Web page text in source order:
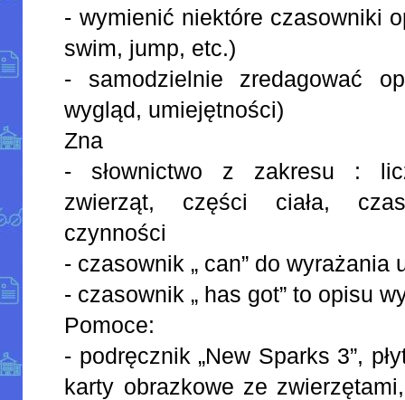
- wymienić niektóre czasowniki
swim, jump, etc.)
- samodzielnie zredagować
wygląd, umiejętności)
Zna
- słownictwo z zakresu :
zwierząt, części ciała,
czynności
- czasownik „ can” do wyrażania
- czasownik „ has got” to opisu
Pomoce:
- podręcznik „New Sparks 3”,
karty obrazkowe ze